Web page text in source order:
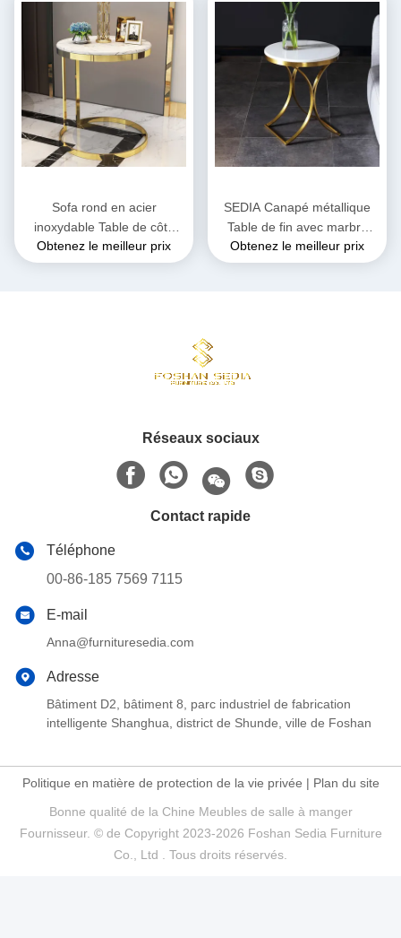
Sofa rond en acier
inoxydable Table de côté
Table téléphonique Surface
lisse
Obtenez le meilleur prix
SEDIA Canapé métallique
Table de fin avec marbre
haut surface lisse
Obtenez le meilleur prix
Réseaux sociaux
Contact rapide
Téléphone
00-86-185 7569 7115
E-mail
Anna@furnituresedia.com
Adresse
Bâtiment D2, bâtiment 8, parc industriel de fabrication
intelligente Shanghua, district de Shunde, ville de Foshan
Politique en matière de protection de la vie privée | Plan du site
Bonne qualité de la Chine Meubles de salle à manger
Fournisseur. © de Copyright 2023-2026 Foshan Sedia Furniture
Co., Ltd . Tous droits réservés.